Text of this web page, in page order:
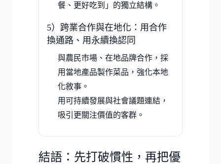
餐、更好吃到」的獨立結構。
5）跨業合作與在地化：用合作
換通路、用永續換認同
與農民市場、在地品牌合作，採
用當地產品製作菜品，強化本地
化敘事。
用可持續發展與社會議題連結，
吸引更關注價值的客群。
結語：先打破慣性，再把優